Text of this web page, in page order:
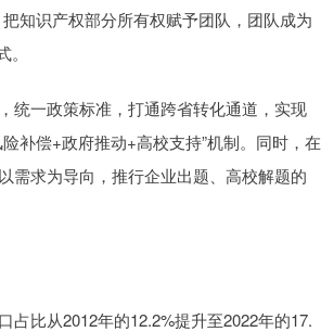
知识产权部分所有权赋予团队，团队成为
一政策标准，打通跨省转化通道，实现
补偿+政府推动+高校支持”机制。同时，在
需求为导向，推行企业出题、高校解题的
比从2012年的12.2%提升至2022年的17.